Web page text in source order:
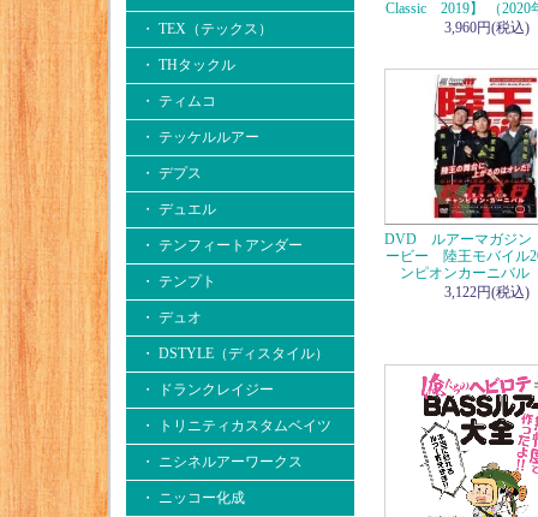
・ TEX（テックス）
・ THタックル
・ ティムコ
・ テッケルルアー
・ デプス
・ デュエル
・ テンフィートアンダー
・ テンプト
・ デュオ
・ DSTYLE（ディスタイル）
・ ドランクレイジー
・ トリニティカスタムベイツ
・ ニシネルアーワークス
・ ニッコー化成
Classic 2019】 （2020
3,960円(税込)
DVD ルアーマガジン
ービー 陸王モバイル
ンピオンカーニバ
3,122円(税込)